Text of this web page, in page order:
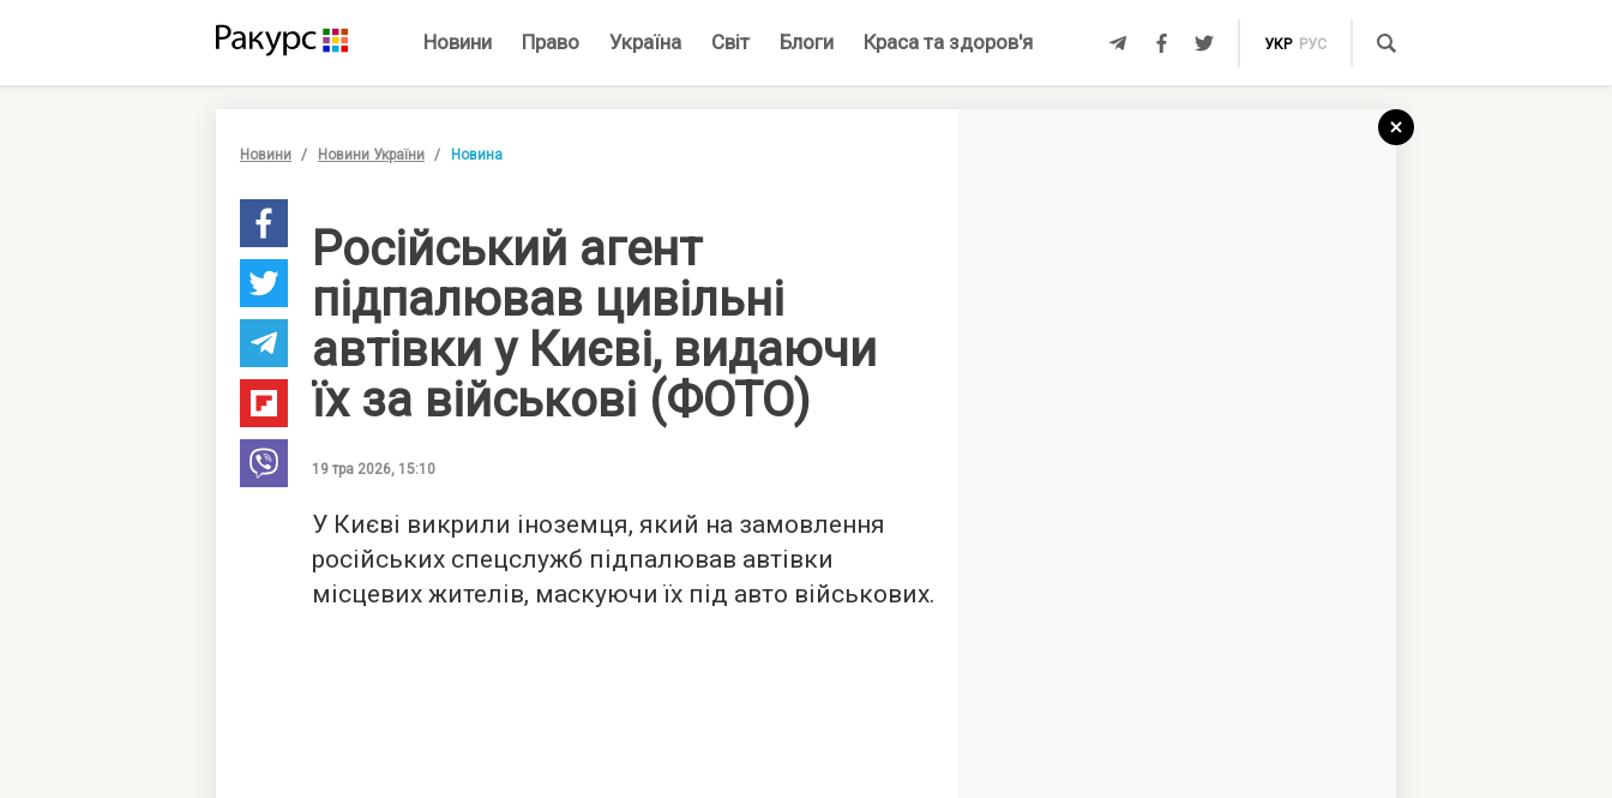
Новини Право Україна Світ Блоги Краса та здоров'я УКР РУС
Новини Новини України Новина
Російський агент
підпалював цивільні
автівки у Києві, видаючи
їх за військові (ФОТО)
19 тра 2026, 15:10
У Києві викрили іноземця, який на замовлення
російських спецслужб підпалював автівки
місцевих жителів, маскуючи їх під авто військових.